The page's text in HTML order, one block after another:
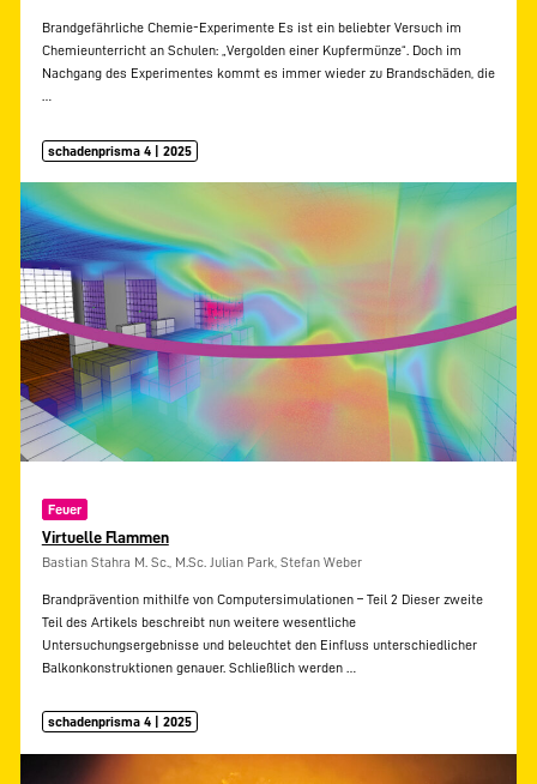
Brandgefährliche Chemie-Experimente Es ist ein beliebter Versuch im
Chemieunterricht an Schulen: „Vergolden einer Kupfermünze“. Doch im
Nachgang des Experimentes kommt es immer wieder zu Brandschäden, die
…
schadenprisma 4 | 2025
Feuer
Virtuelle Flammen
Bastian Stahra M. Sc., M.Sc. Julian Park, Stefan Weber
Brandprävention mithilfe von Computersimulationen – Teil 2 Dieser zweite
Teil des Artikels beschreibt nun weitere wesentliche
Untersuchungsergebnisse und beleuchtet den Einfluss unterschiedlicher
Balkonkonstruktionen genauer. Schließlich werden
schadenprisma 4 | 2025